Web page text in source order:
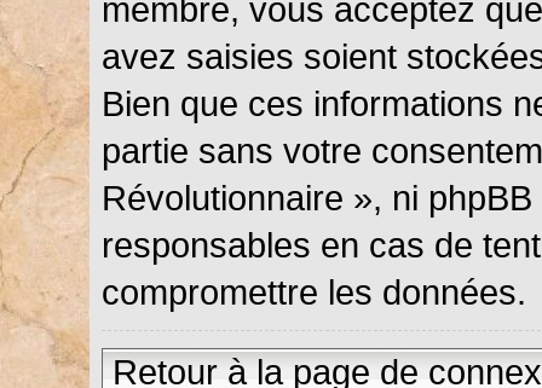
membre, vous acceptez
avez saisies soient
Bien que ces informations
partie sans votre
Révolutionnaire », ni
responsables en cas de
compromettre les données.
Retour à la page de